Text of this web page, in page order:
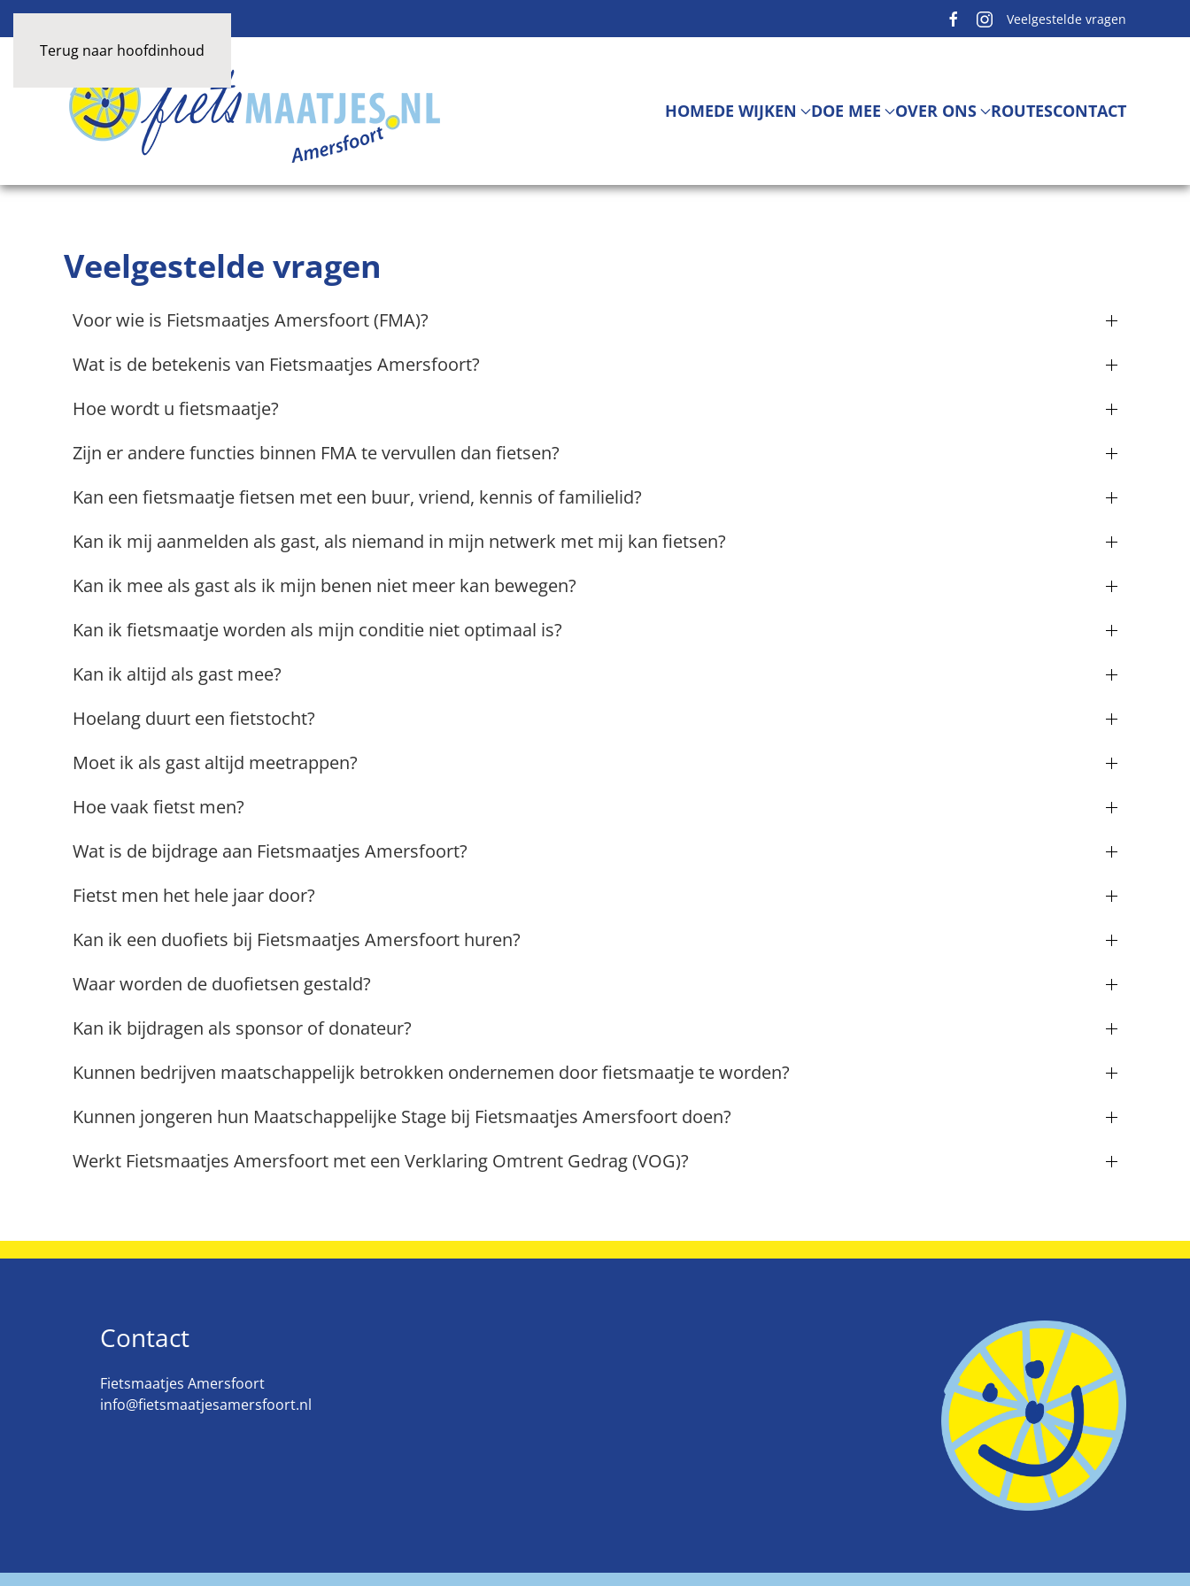
Terug naar hoofdinhoud
Veelgestelde vragen
HOMEDE WIJKEN DOE MEE OVER ONS ROUTESCONTACT
Veelgestelde vragen
Voor wie is Fietsmaatjes Amersfoort (FMA)?
Wat is de betekenis van Fietsmaatjes Amersfoort?
Hoe wordt u fietsmaatje?
Zijn er andere functies binnen FMA te vervullen dan fietsen?
Kan een fietsmaatje fietsen met een buur, vriend, kennis of familielid?
Kan ik mij aanmelden als gast, als niemand in mijn netwerk met mij kan fietsen?
Kan ik mee als gast als ik mijn benen niet meer kan bewegen?
Kan ik fietsmaatje worden als mijn conditie niet optimaal is?
Kan ik altijd als gast mee?
Hoelang duurt een fietstocht?
Moet ik als gast altijd meetrappen?
Hoe vaak fietst men?
Wat is de bijdrage aan Fietsmaatjes Amersfoort?
Fietst men het hele jaar door?
Kan ik een duofiets bij Fietsmaatjes Amersfoort huren?
Waar worden de duofietsen gestald?
Kan ik bijdragen als sponsor of donateur?
Kunnen bedrijven maatschappelijk betrokken ondernemen door fietsmaatje te worden?
Kunnen jongeren hun Maatschappelijke Stage bij Fietsmaatjes Amersfoort doen?
Werkt Fietsmaatjes Amersfoort met een Verklaring Omtrent Gedrag (VOG)?
Contact
Fietsmaatjes Amersfoort
info@fietsmaatjesamersfoort.nl